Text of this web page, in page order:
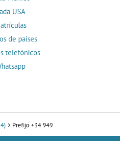
USA
de países
telefónicos
Prefijo +34 949